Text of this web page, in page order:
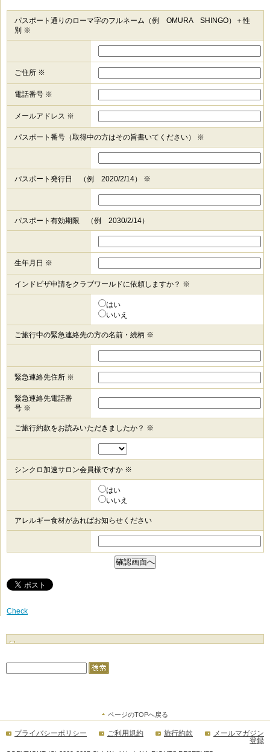
パスポート通りのローマ字のフルネーム（例 OMURA SHINGO）＋性
別 ※
ご住所 ※
電話番号 ※
メールアドレス ※
パスポート番号（取得中の方はその旨書いてください） ※
パスポート発行日 （例 2020/2/14） ※
パスポート有効期限 （例 2030/2/14）
生年月日 ※
インドビザ申請をクラブワールドに依頼しますか？ ※
はい
いいえ
ご旅行中の緊急連絡先の方の名前・続柄 ※
緊急連絡先住所 ※
緊急連絡先電話番
号 ※
ご旅行約款をお読みいただきましたか？ ※
シンクロ加速サロン会員様ですか ※
はい
いいえ
アレルギー食材があればお知らせください
Check
ページのTOPへ戻る
プライバシーポリシー ご利用規約 旅行約款
メールマガジン
登録